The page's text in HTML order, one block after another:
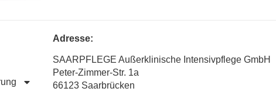
Adresse:
SAARPFLEGE Außerklinische Intensivpflege GmbH
Peter-Zimmer-Str. 1a
66123 Saarbrücken